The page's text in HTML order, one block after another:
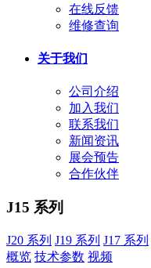
在线反馈
维修查询
关于我们
公司介绍
加入我们
联系我们
新闻资讯
展会预告
合作伙伴
J15 系列
J20 系列 J19 系列 J17 系列
概览 技术参数 视频